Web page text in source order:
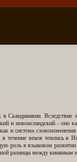
Скандинавии.
и новоисландский -
и система
веков чтились в
роль в языковом развитии
разницы между книжным